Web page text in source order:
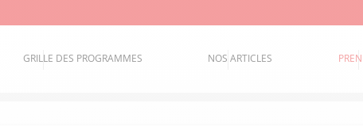
GRILLE DES PROGRAMMES NOS ARTICLES